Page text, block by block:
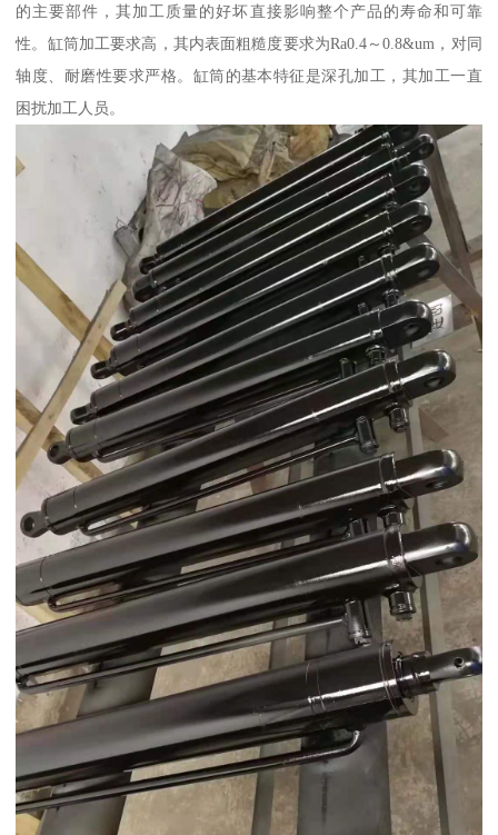
的主要部件，其加工质量的好坏直接影响整个产品的寿命和可靠
性。缸筒加工要求高，其内表面粗糙度要求为Ra0.4～0.8&um，对同
轴度、耐磨性要求严格。缸筒的基本特征是深孔加工，其加工一直
困扰加工人员。